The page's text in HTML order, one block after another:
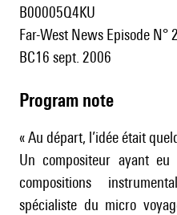
B00005Q4KU
Far-West News Episode N°
BC16 sept. 2006
Program note
« Au départ, l’idée était
Un compositeur ayant
compositions
spécialiste du micro